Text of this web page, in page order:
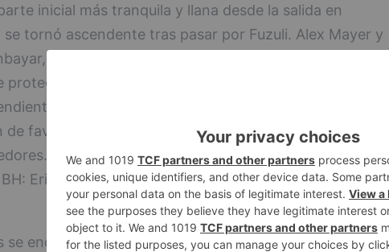
inicial más tranquila y llana desde la salida en
tornó ascendente tras pasar por Fuzuli. Alex Mayer y
que un día antes completó una buena escapada,
proteger a sus escaladores. Durante más de 30
eran siempre en subida y esto seleccionó
de favoritos, que quedaría reducido a apenas una
Entre ellos aguantaban cuatro escaladores del
Eric Fagúndez, Josh Burnett, Carlos García Pierna y
se encontraban metidos en la pelea por la general, por